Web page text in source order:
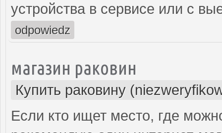
устройства в сервисе или с
odpowiedz
магазин раковин
Купить раковину
Если кто ищет место, где